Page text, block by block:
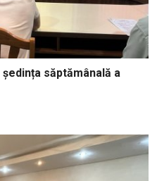
săptămânală a